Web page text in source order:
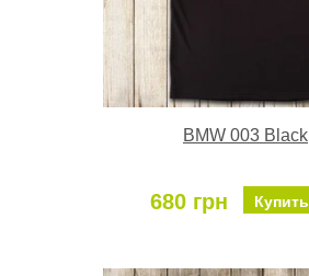
BMW 003 Black
680 грн Купить